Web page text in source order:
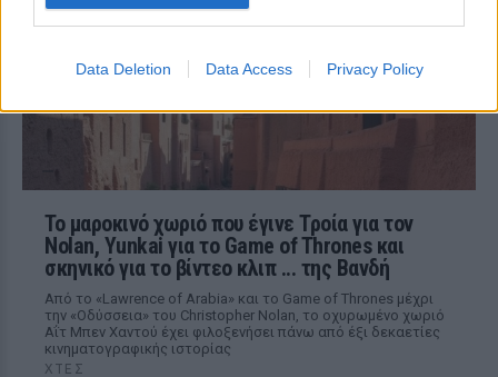
Data Deletion Data Access Privacy Policy
Η παραγωγός ραδιοφώνου ανάρτησε
story στο Instagram για να διαψεύσει όσα
Το μαροκινό χωριό που έγινε Τροία για τον
Nolan, Yunkai για το Game of Thrones και
σκηνικό για το βίντεο κλιπ ... της Βανδή
Από το «Lawrence of Arabia» και το Game of Thrones μέχρι
την «Οδύσσεια» του Christopher Nolan, το οχυρωμένο χωριό
Αΐτ Μπεν Χαντού έχει φιλοξενήσει πάνω από έξι δεκαετίες
κινηματογραφικής ιστορίας
ΧΤΕΣ